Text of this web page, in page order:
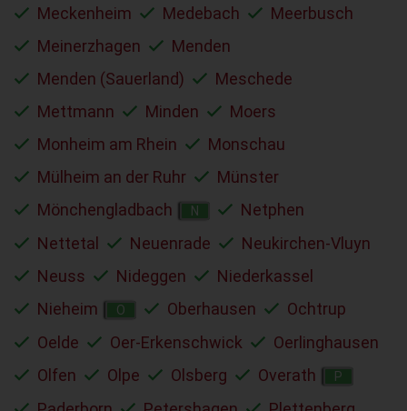
Meckenheim
Medebach
Meerbusch
Meinerzhagen
Menden
Menden (Sauerland)
Meschede
Mettmann
Minden
Moers
Monheim am Rhein
Monschau
Mülheim an der Ruhr
Münster
Mönchengladbach
N
Netphen
Nettetal
Neuenrade
Neukirchen-Vluyn
Neuss
Nideggen
Niederkassel
Nieheim
O Oberhausen
Ochtrup
Oelde
Oer-Erkenschwick
Oerlinghausen
Olfen
Olpe Olsberg Overath P